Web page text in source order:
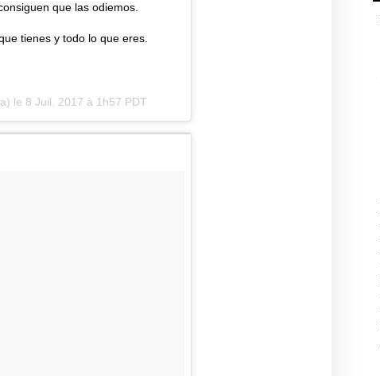
que las odiemos.
tienes y todo lo que eres.
le 8 Juil. 2017 à 1h57 PDT